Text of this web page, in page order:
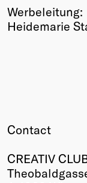
Werbeleitung:
Heidemarie
Contact
CREATIV